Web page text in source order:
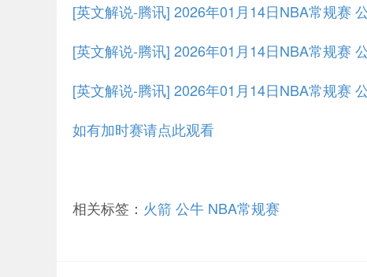
[英文解说-腾讯] 2026年01月14日NBA常规赛
[英文解说-腾讯] 2026年01月14日NBA常规赛
[英文解说-腾讯] 2026年01月14日NBA常规赛
如有加时赛请点此观看
相关标签： 火箭公牛 NBA常规赛